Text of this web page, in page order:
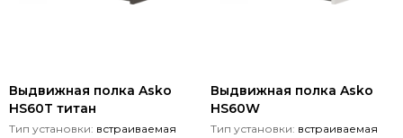
Выдвижная полка Asko
HS60T титан
Тип установки: встраиваемая
Выдвижная полка Asko
HS60W
Тип установки: встраиваемая